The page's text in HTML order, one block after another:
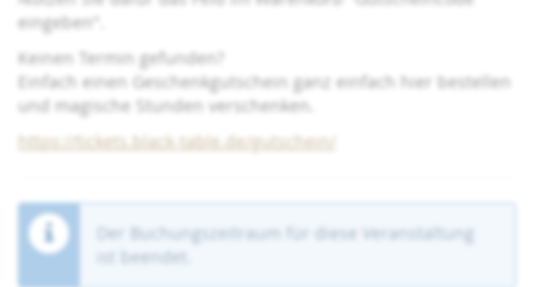
eingeben".
Keinen Termin gefunden?
Einfach einen Geschenkgutschein ganz einfach hier bestellen
und magische Stunden verschenken.
https://tickets.black-table.de/gutschein/
Der Buchungszeitraum für diese Veranstaltung
ist beendet.